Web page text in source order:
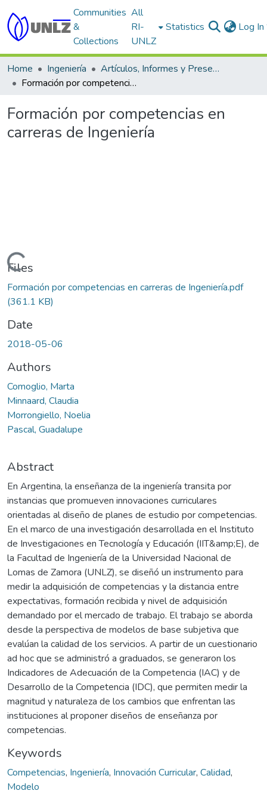
Communities
&
Collections
All
RI-
UNLZ
Statistics Log In
Home Ingeniería
Artículos, Informes y Presentaciones en Congresos
Formación por competencias en carreras de Ingeniería
Formación por competencias en
carreras de Ingeniería
Loading...
Files
Formación por competencias en carreras de Ingeniería.pdf
(361.1 KB)
Date
2018-05-06
Authors
Comoglio, Marta
Minnaard, Claudia
Morrongiello, Noelia
Pascal, Guadalupe
Abstract
En Argentina, la enseñanza de la ingeniería transita por
instancias que promueven innovaciones curriculares
orientadas al diseño de planes de estudio por competencias.
En el marco de una investigación desarrollada en el Instituto
de Investigaciones en Tecnología y Educación (IIT&amp;E), de
la Facultad de Ingeniería de la Universidad Nacional de
Lomas de Zamora (UNLZ), se diseñó un instrumento para
medir la adquisición de competencias y la distancia entre
expectativas, formación recibida y nivel de adquisición
demandado por el mercado de trabajo. El trabajo se aborda
desde la perspectiva de modelos de base subjetiva que
evalúan la calidad de los servicios. A partir de un cuestionario
ad hoc que se administró a graduados, se generaron los
Indicadores de Adecuación de la Competencia (IAC) y de
Desarrollo de la Competencia (IDC), que permiten medir la
magnitud y naturaleza de los cambios que enfrentan las
instituciones al proponer diseños de enseñanza por
competencias.
Keywords
Competencias, Ingeniería, Innovación Curricular, Calidad,
Modelo